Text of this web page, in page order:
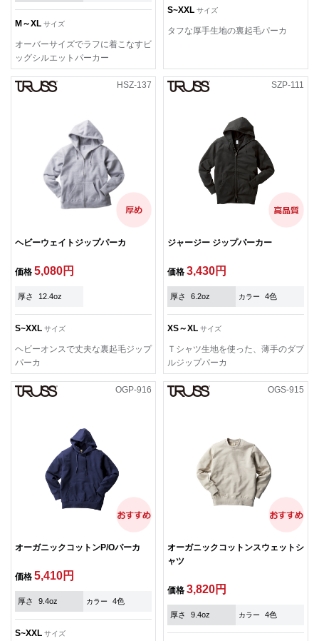
M～XL サイズ
オーバーサイズでラフに着こなすビ
ッグシルエットパーカー
S~XXL サイズ
タフな厚手生地の裏起毛パーカ
HSZ-137
ヘビーウェイトジップパーカ
価格 5,080円
厚さ 12.4oz
S~XXL サイズ
ヘビーオンスで丈夫な裏起毛ジップ
パーカ
SZP-111
ジャージー ジップパーカー
価格 3,430円
厚さ 6.2oz カラー 4色
XS～XL サイズ
Ｔシャツ生地を使った、薄手のダブ
ルジップパーカ
OGP-916
オーガニックコットンP/Oパーカ
価格 5,410円
厚さ 9.4oz カラー 4色
S~XXL サイズ
OGS-915
オーガニックコットンスウェットシ
ャツ
価格 3,820円
厚さ 9.4oz カラー 4色